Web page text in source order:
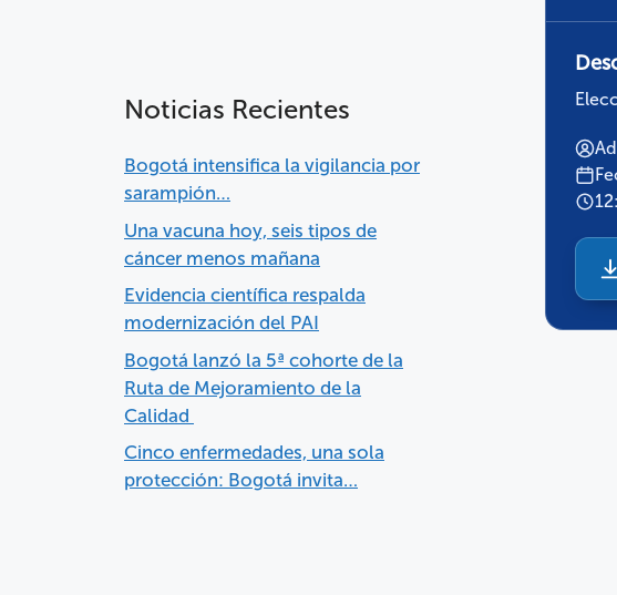
Noticias Recientes
Bogotá intensifica la vigilancia por
sarampión…
Una vacuna hoy, seis tipos de
cáncer menos mañana
Evidencia científica respalda
modernización del PAI
Bogotá lanzó la 5ª cohorte de la
Ruta de Mejoramiento de la
Calidad
Cinco enfermedades, una sola
protección: Bogotá invita…